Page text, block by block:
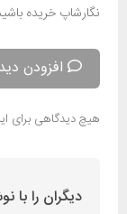
نگارشاپ خریده
افزودن
هیچ دیدگاهی برای
دیگران را با